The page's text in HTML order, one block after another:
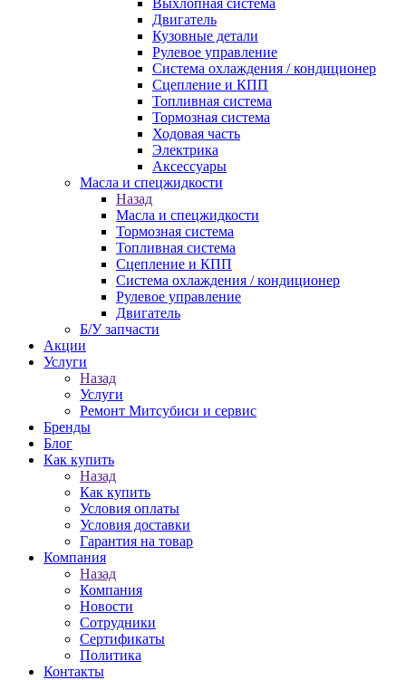
Выхлопная система
Двигатель
Кузовные детали
Рулевое управление
Система охлаждения / кондиционер
Сцепление и КПП
Топливная система
Тормозная система
Ходовая часть
Электрика
Аксессуары
Масла и спецжидкости
Назад
Масла и спецжидкости
Тормозная система
Топливная система
Сцепление и КПП
Система охлаждения / кондиционер
Рулевое управление
Двигатель
Б/У запчасти
Акции
Услуги
Назад
Услуги
Ремонт Митсубиси и сервис
Бренды
Блог
Как купить
Назад
Как купить
Условия оплаты
Условия доставки
Гарантия на товар
Компания
Назад
Компания
Новости
Сотрудники
Сертификаты
Политика
Контакты